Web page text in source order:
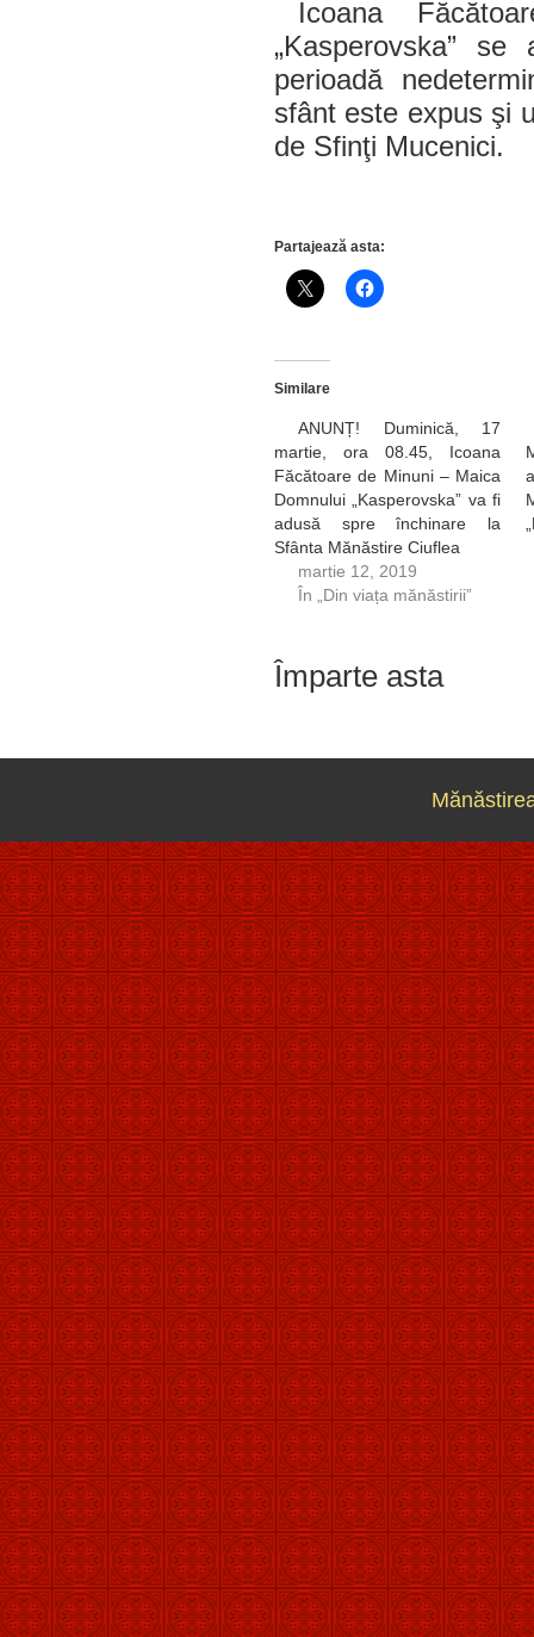
Icoana
„Kasperovska”
perioadă
sfânt este expus şi
de Sfinţi Mucenici.
Partajează asta:
Similare
ANUNȚ! Duminică, 17
martie, ora 08.45, Icoana
Făcătoare de Minuni – Μaica
Domnului „Kasperovska” va fi
adusă spre închinare la
Sfânta Mănăstire Ciuflea
martie 12, 2019
În „Din viața mănăstirii”
Împarte asta